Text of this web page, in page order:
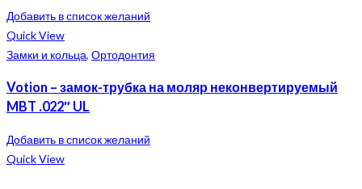
Добавить в список желаний
Quick View
Замки и кольца, Ортодонтия
Votion – замок-трубка на моляр неконвертируемый
MBT .022″ UL
Добавить в список желаний
Quick View